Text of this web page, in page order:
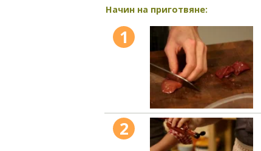
Начин на приготвяне:
1
2